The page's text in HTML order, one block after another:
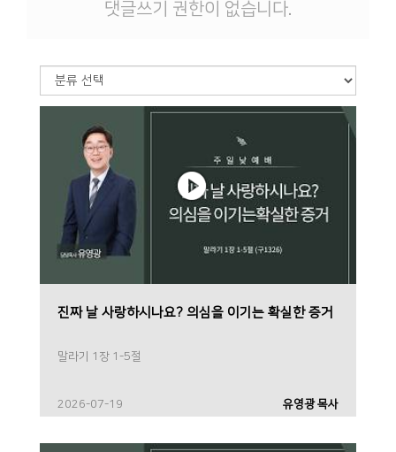
댓글쓰기 권한이 없습니다.
진짜 날 사랑하시나요? 의심을 이기는 확실한 증거
말라기 1장 1-5절
2026-07-19 유영광 목사